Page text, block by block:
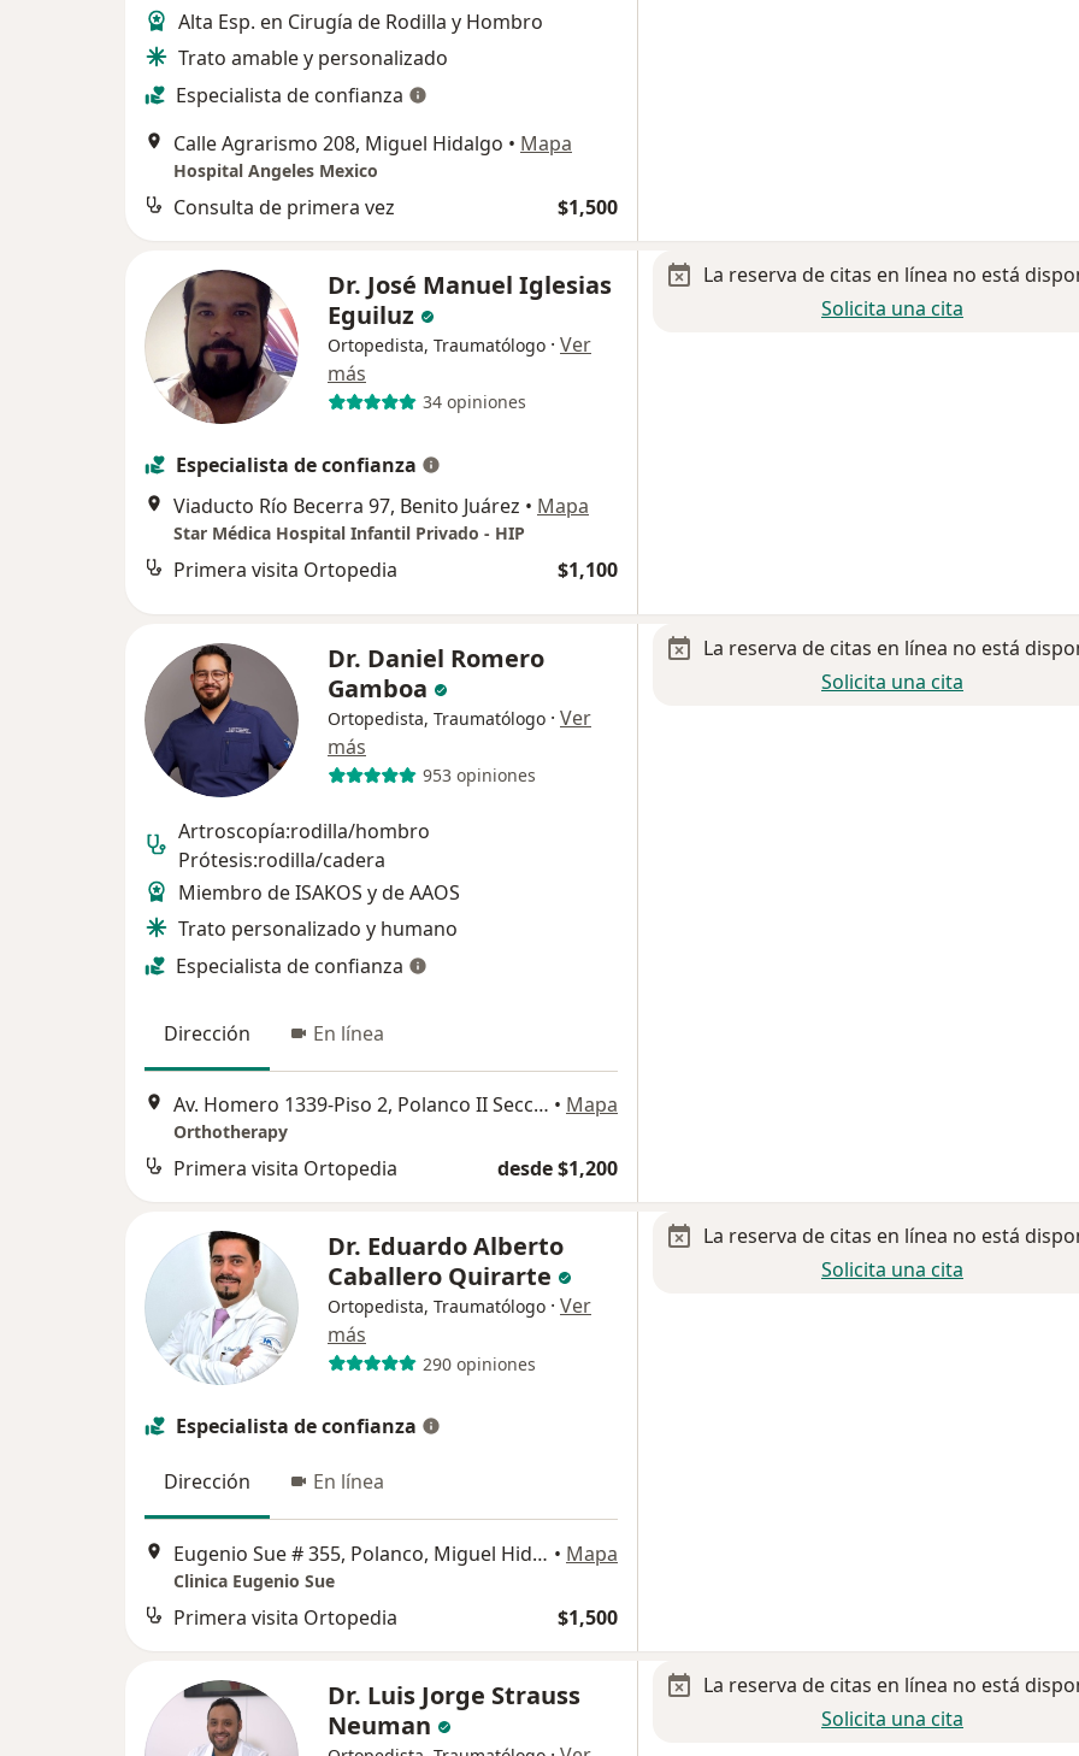
Alta Esp. en Cirugía de Rodilla y Hombro
Trato amable y personalizado
Especialista de confianza
Calle Agrarismo 208, Miguel Hidalgo • Mapa
Hospital Angeles Mexico
Consulta de primera vez $1,500
Dr. José Manuel Iglesias
Eguiluz
Ortopedista, Traumatólogo · Ver
más
34 opiniones
Especialista de confianza
Viaducto Río Becerra 97, Benito Juárez • Mapa
Star Médica Hospital Infantil Privado - HIP
Primera visita Ortopedia $1,100
La reserva de citas en línea no está
Solicita una cita
Dr. Daniel Romero
Gamboa
Ortopedista, Traumatólogo · Ver
más
953 opiniones
Artroscopía:rodilla/hombro
Prótesis:rodilla/cadera
Miembro de ISAKOS y de AAOS
Trato personalizado y humano
Especialista de confianza
Dirección En línea
Av. Homero 1339-Piso 2, Polanco II Seccion, Miguel Hidalgo • Mapa
Orthotherapy
Primera visita Ortopedia desde $1,200
La reserva de citas en línea no está
Solicita una cita
Dr. Eduardo Alberto
Caballero Quirarte
Ortopedista, Traumatólogo · Ver
más
290 opiniones
Especialista de confianza
Dirección En línea
Eugenio Sue # 355, Polanco, Miguel Hidalgo • Mapa
Clinica Eugenio Sue
Primera visita Ortopedia $1,500
La reserva de citas en línea no está
Solicita una cita
Dr. Luis Jorge Strauss
Neuman
La reserva de citas en línea no está
Solicita una cita